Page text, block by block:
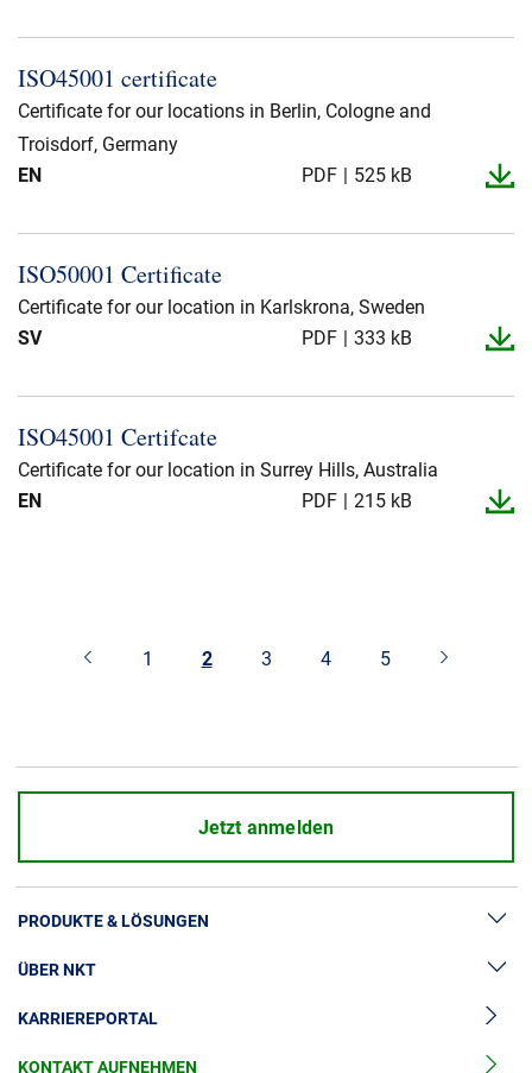
ISO45001 certificate
Certificate for our locations in Berlin, Cologne and
Troisdorf, Germany
EN
PDF 525 kB
ISO50001 Certificate
Certificate for our location in Karlskrona, Sweden
SV
PDF 333 kB
ISO45001 Certifcate
Certificate for our location in Surrey Hills, Australia
EN
PDF 215 kB
1 2 3 4 5
Jetzt anmelden
PRODUKTE & LÖSUNGEN
Hochspannung
Kabelgarnituren
Mittelspannungskabel
ÜBER NKT
News & Presse
Unsere Geschichte
KARRIEREPORTAL
KONTAKT AUFNEHMEN